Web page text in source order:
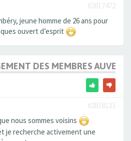
#2817472
jeune homme de 26 ans pour
ouvert d’esprit
DES MEMBRES
#2818133
nous sommes voisins
je recherche activement une